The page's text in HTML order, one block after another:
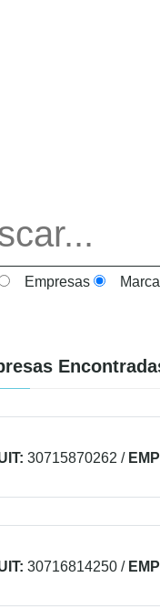
Empresas
30715870262 /
30716814250 /